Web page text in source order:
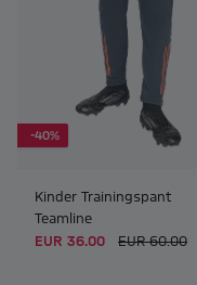
-40%
Kinder Trainingspant
Teamline
EUR 36.00
EUR 60.00